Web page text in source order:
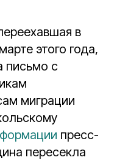
в
этого года,
письмо с
миграции
пресс-
пересекла